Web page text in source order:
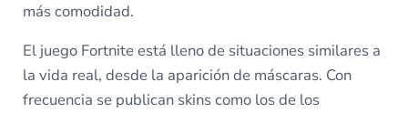
más comodidad.
El juego Fortnite está lleno de situaciones similares a
la vida real, desde la aparición de máscaras. Con
frecuencia se publican skins como los de los